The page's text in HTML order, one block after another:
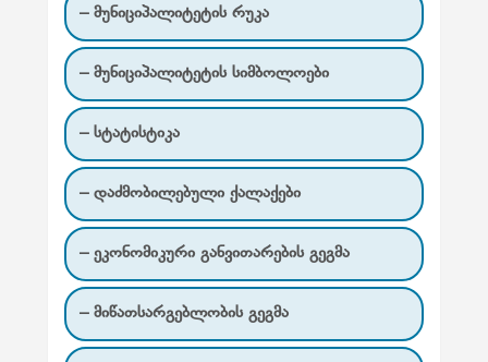
– მუნიციპალიტეტის რუკა
– მუნიციპალიტეტის სიმბოლოები
– სტატისტიკა
– დაძმობილებული ქალაქები
– ეკონომიკური განვითარების გეგმა
– მიწათსარგებლობის გეგმა